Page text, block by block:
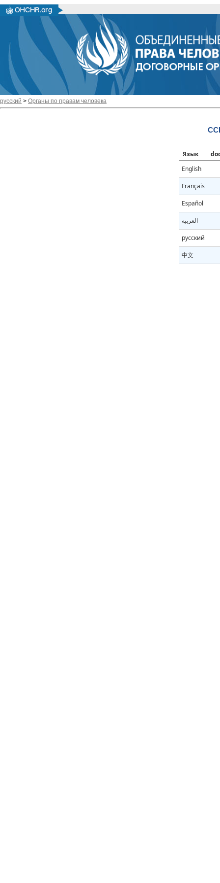
русский > Органы по правам человека
Язык
English
Français
Español
العربية
русский
中文